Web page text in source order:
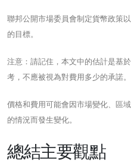
聯邦公開市場委員會制定貨幣政策
的目標。
注意：請記住，本文中的估計是基
考，不應被視為對費用多少的承諾。
價格和費用可能會因市場變化、區
的情況而發生變化。
總結主要觀點